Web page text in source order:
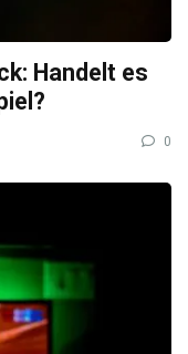
Handelt es
0